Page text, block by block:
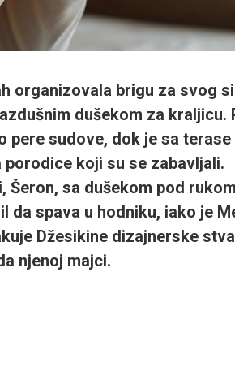
organizovala brigu za svog
dušekom za kraljicu.
pere sudove, dok je sa terase
koji su se zabavljali.
Šeron, sa dušekom pod
da spava u hodniku, iako je
Džesikine dizajnerske
njenoj majci.